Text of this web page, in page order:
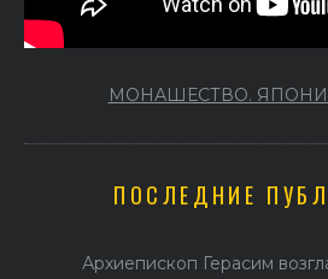
МОНАШЕСТВО.
ПОСЛЕДНИЕ
Архиепископ Герасим